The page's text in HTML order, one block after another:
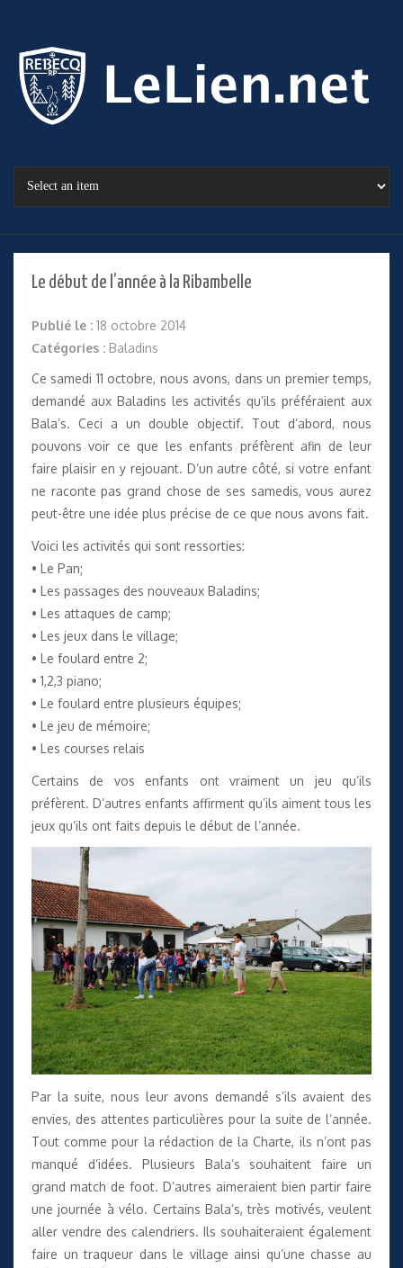
Le début de l’année à la Ribambelle
Publié le : 18 octobre 2014
Catégories : Baladins
Ce samedi 11 octobre, nous avons, dans un premier temps,
demandé aux Baladins les activités qu’ils préféraient aux
Bala’s. Ceci a un double objectif. Tout d’abord, nous
pouvons voir ce que les enfants préfèrent afin de leur
faire plaisir en y rejouant. D’un autre côté, si votre enfant
ne raconte pas grand chose de ses samedis, vous aurez
peut-être une idée plus précise de ce que nous avons fait.
Voici les activités qui sont ressorties:
• Le Pan;
• Les passages des nouveaux Baladins;
• Les attaques de camp;
• Les jeux dans le village;
• Le foulard entre 2;
• 1,2,3 piano;
• Le foulard entre plusieurs équipes;
• Le jeu de mémoire;
• Les courses relais
Certains de vos enfants ont vraiment un jeu qu’ils
préfèrent. D’autres enfants affirment qu’ils aiment tous les
jeux qu’ils ont faits depuis le début de l’année.
Par la suite, nous leur avons demandé s’ils avaient des
envies, des attentes particulières pour la suite de l’année.
Tout comme pour la rédaction de la Charte, ils n’ont pas
manqué d’idées. Plusieurs Bala’s souhaitent faire un
grand match de foot. D’autres aimeraient bien partir faire
une journée à vélo. Certains Bala’s, très motivés, veulent
aller vendre des calendriers. Ils souhaiteraient également
faire un traqueur dans le village ainsi qu’une chasse au